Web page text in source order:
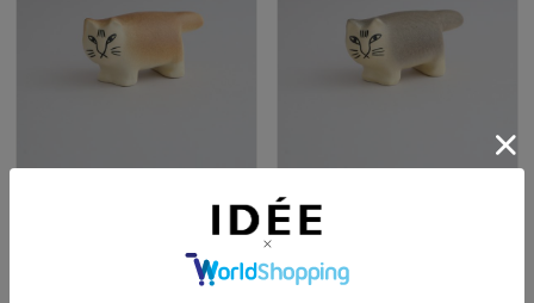
【定番品】Lisa Larson Cats
MIKA S Gray
￥13,200